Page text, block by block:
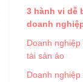
3 hành vi dễ
doanh
Doanh
tài sản ảo
Doanh